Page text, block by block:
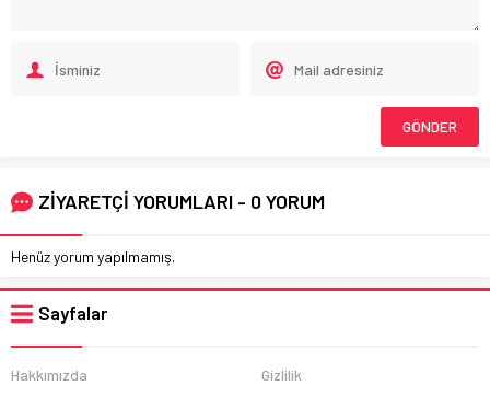
ZİYARETÇİ YORUMLARI - 0 YORUM
Henüz yorum yapılmamış.
Sayfalar
Hakkımızda Gizlilik